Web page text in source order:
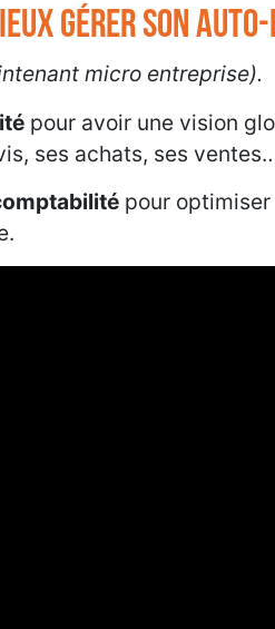
gérer son
micro entreprise).
pour avoir une vision
ses achats, ses
pour